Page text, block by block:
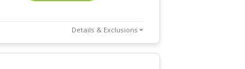
Details & Exclusions